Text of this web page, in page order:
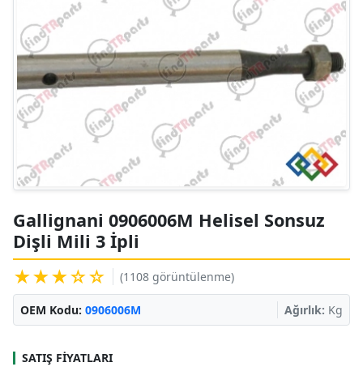
Gallignani 0906006M Helisel Sonsuz
Dişli Mili 3 İpli
★★★☆☆
(1108 görüntülenme)
OEM Kodu: 0906006M Ağırlık: Kg
SATIŞ FIYATLARI